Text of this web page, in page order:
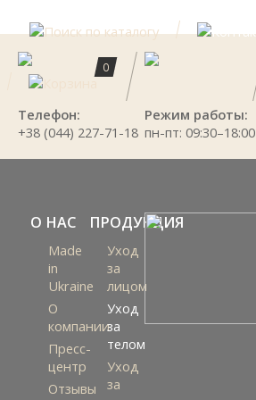
0
Телефон:
+38 (044) 227-71-18
Режим работы:
пн-пт: 09:30–18:00
О НАС
Made
in
Ukraine
О
компании
Пресс-
центр
Отзывы
ПРОДУКЦИЯ
Уход
за
лицом
Уход
за
телом
Уход
за